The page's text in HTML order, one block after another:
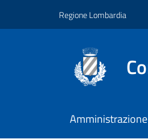
Regione Lombardia
Amministrazione